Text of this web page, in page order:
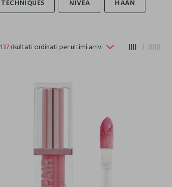
137risultati ordinati per ultimi arrivi